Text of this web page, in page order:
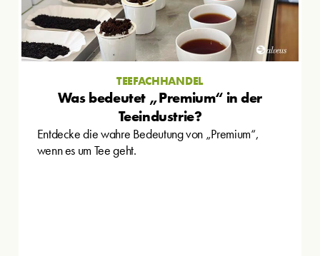
TEEFACHHANDEL
Was bedeutet „Premium“ in der
Teeindustrie?
Entdecke die wahre Bedeutung von „Premium“,
wenn es um Tee geht.